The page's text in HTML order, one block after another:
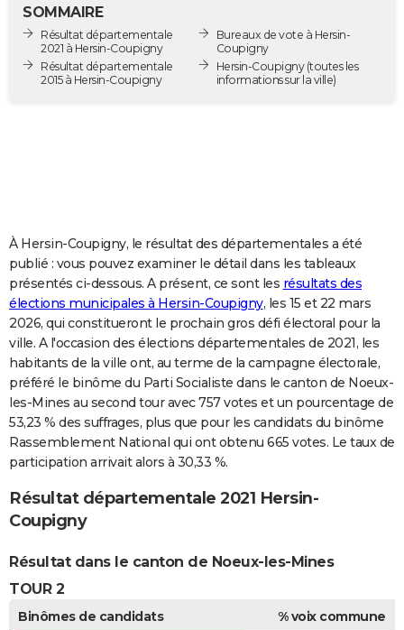
Destinations
City break
Voyage nature
Voyage de noces
Forum
Climat
GUIDES D'ACHAT
COPAINS D'AVANT
Se connecter
Collèges
Universités
Service militaire
Avis de recherche
AVIS DE DÉCÈS
FORUM
Bricolage
Lifestyle
Culture
Sport
Auto
Television
Voyage
Cinema
SOMMAIRE
Résultat départementale
2021 à Hersin-Coupigny
Résultat départementale
2015 à Hersin-Coupigny
Bureaux de vote à Hersin-
Coupigny
Hersin-Coupigny(toutes les
informations sur la ville)
À Hersin-Coupigny, le résultat des départementales a été
publié : vous pouvez examiner le détail dans les tableaux
présentés ci-dessous. A présent, ce sont les résultats des
élections municipales à Hersin-Coupigny, les 15 et 22 mars
2026, qui constitueront le prochain gros défi électoral pour la
ville. A l'occasion des élections départementales de 2021, les
habitants de la ville ont, au terme de la campagne électorale,
préféré le binôme du Parti Socialiste dans le canton de Noeux-
les-Mines au second tour avec 757 votes et un pourcentage de
53,23 % des suffrages, plus que pour les candidats du binôme
Rassemblement National qui ont obtenu 665 votes. Le taux de
participation arrivait alors à 30,33 %.
Résultat départementale 2021 Hersin-
Coupigny
Résultat dans le canton de Noeux-les-Mines
TOUR 2
Binômes de candidats
% voix commune